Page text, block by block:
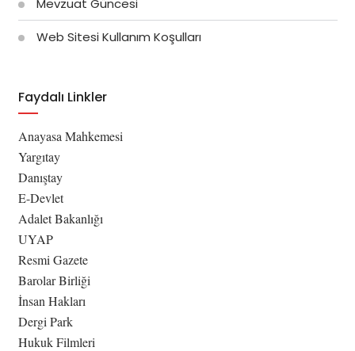
Mevzuat Güncesi
Web Sitesi Kullanım Koşulları
Faydalı Linkler
Anayasa Mahkemesi
Yargıtay
Danıştay
E-Devlet
Adalet Bakanlığı
UYAP
Resmi Gazete
Barolar Birliği
İnsan Hakları
Dergi Park
Hukuk Filmleri